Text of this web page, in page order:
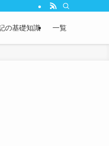
PL科目の英語表記も完全網羅。
の基礎知識 一覧